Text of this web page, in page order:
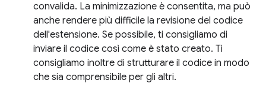
convalida. La minimizzazione è consentita, ma può
anche rendere più difficile la revisione del codice
dell'estensione. Se possibile, ti consigliamo di
inviare il codice così come è stato creato. Ti
consigliamo inoltre di strutturare il codice in modo
che sia comprensibile per gli altri.